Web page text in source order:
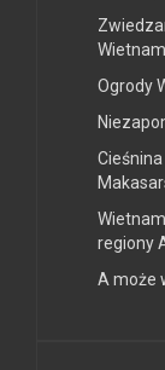
Ogrody
regiony
A może